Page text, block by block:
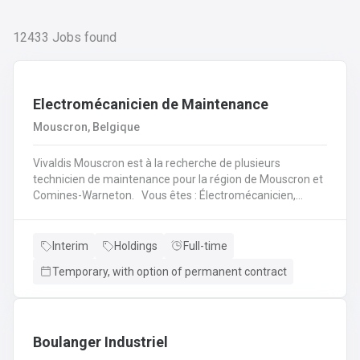
12433 Jobs found
Electromécanicien de Maintenance
Mouscron, Belgique
Vivaldis Mouscron est à la recherche de plusieurs
technicien de maintenance pour la région de Mouscron et
Comines-Warneton. Vous êtes : Électromécanicien,
dynamique et avec un package d'avantages à la clé, nous
des kilomètres, nous vous offrons la possibilité de
profil ci-dessous :
Interim Holdings
Full-time
Temporary, with option of permanent contract
Boulanger Industriel